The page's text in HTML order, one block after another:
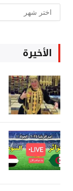
ارشيف
غربة
الأخيرة